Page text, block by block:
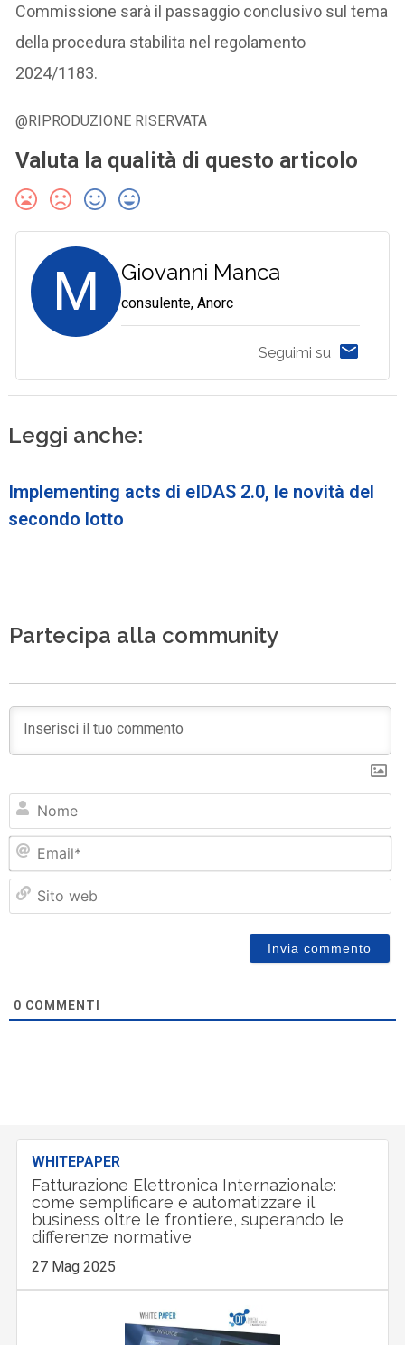
Commissione sarà il passaggio conclusivo sul tema
della procedura stabilita nel regolamento
2024/1183.
@RIPRODUZIONE RISERVATA
Valuta la qualità di questo articolo
M Giovanni Manca
consulente, Anorc
Seguimi su
Leggi anche:
Implementing acts di eIDAS 2.0, le novità del
secondo lotto
Partecipa alla community
0 COMMENTI
WHITEPAPER
Fatturazione Elettronica Internazionale:
come semplificare e automatizzare il
business oltre le frontiere, superando le
differenze normative
27 Mag 2025